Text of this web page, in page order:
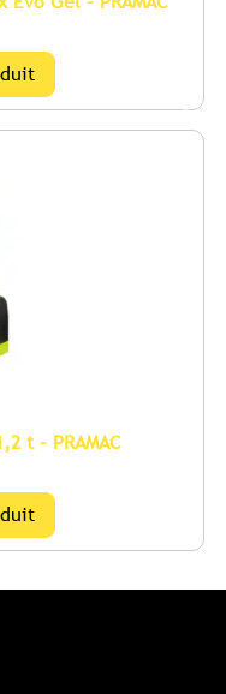
t – PRAMAC
Ce
produit
plusieurs